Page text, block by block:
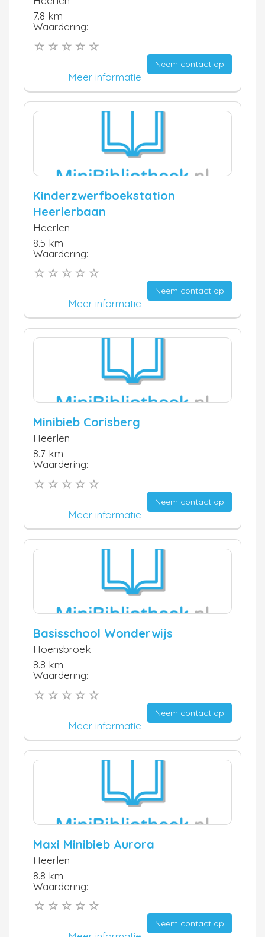
7.8 km
Waardering:
Neem contact op
Meer informatie
Kinderzwerfboekstation
Heerlerbaan
Heerlen
8.5 km
Waardering:
Neem contact op
Meer informatie
Minibieb Corisberg
Heerlen
8.7 km
Waardering:
Neem contact op
Meer informatie
Basisschool Wonderwijs
Hoensbroek
8.8 km
Waardering:
Neem contact op
Meer informatie
Maxi Minibieb Aurora
Heerlen
8.8 km
Waardering:
Neem contact op